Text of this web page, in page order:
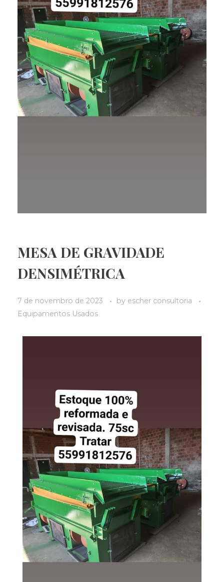
MESA DE GRAVIDADE
DENSIMÉTRICA
7 de novembro de 2023 by escher consultoria
Equipamentos Usados